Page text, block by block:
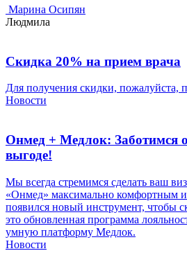
Мaринa Осипян
Людмила
Скидка 20% на прием врача
Для получения скидки, пожалуйста,
Новости
Онмед + Медлок: Заботимся
выгоде!
Мы всегда стремимся сделать ваш
«Онмед» максимально комфортным
появился новый инструмент, чтобы
это обновленная программа
умную платформу Медлок.
Новости